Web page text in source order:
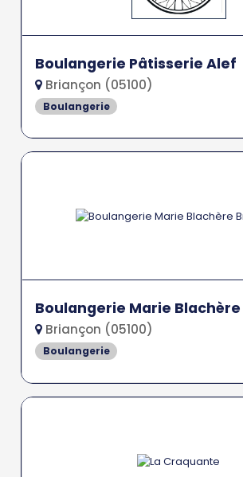
Boulangerie Pâtisserie Alef
Briançon (05100)
Boulangerie
Boulangerie Marie
Briançon (05100)
Boulangerie